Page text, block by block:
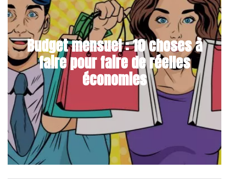
Budget mensuel : 10 choses à
faire pour faire de réelles
économies